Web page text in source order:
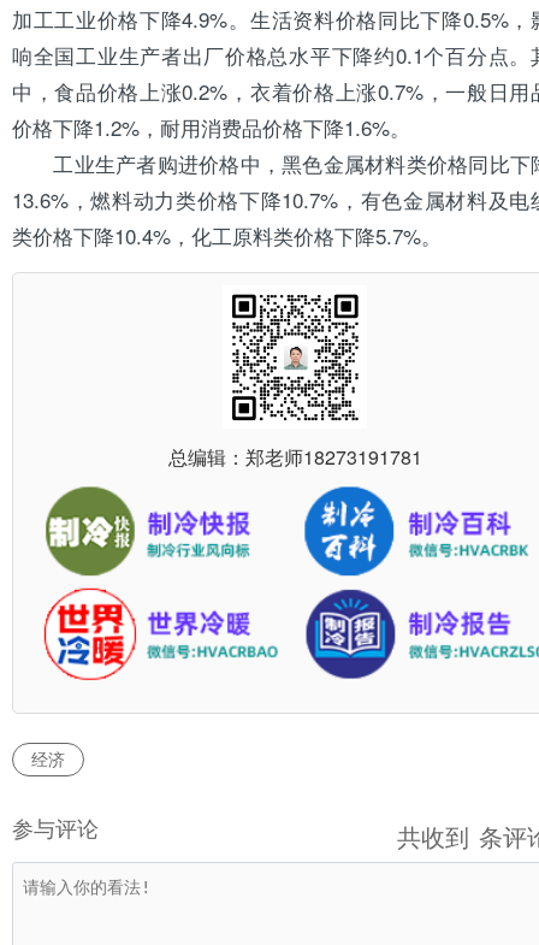
加工工业价格下降4.9%。生活资料价格同比下降0.5%，
响全国工业生产者出厂价格总水平下降约0.1个百分点。
中，食品价格上涨0.2%，衣着价格上涨0.7%，一般日用
价格下降1.2%，耐用消费品价格下降1.6%。
工业生产者购进价格中，黑色金属材料类价格同比下
13.6%，燃料动力类价格下降10.7%，有色金属材料及电
类价格下降10.4%，化工原料类价格下降5.7%。
总编辑：郑老师18273191781
经济
参与评论 共收到 条评